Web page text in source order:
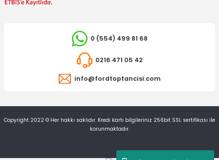
YERLİ ÜRÜN
Z Rot (Askı Rotu) Anadol 1970-1974 Sol
600,82 TL
0 (554) 499 81 68
0216 471 05 42
info@fordtoptancisi.com
Copyright 2022 © Her hakkı saklıdır. Kredi kartı bilgileriniz 256bit SSL sertifikası ile
korunmaktadır.